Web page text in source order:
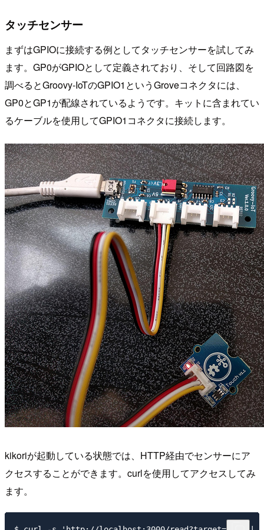
タッチセンサー
まずはGPIOに接続する例としてタッチセンサーを試してみ
ます。GP0がGPIOとして定義されており、そして回路図を
調べるとGroovy-IoTのGPIO1というGroveコネクタには、
GP0とGP1が配線されているようです。キットに含まれてい
るケーブルを使用してGPIO1コネクタに接続します。
kikoriが起動している状態では、HTTP経由でセンサーにア
クセスすることができます。curlを使用してアクセスしてみ
ます。